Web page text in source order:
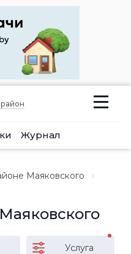
Журнал
Маяковского
Услуга